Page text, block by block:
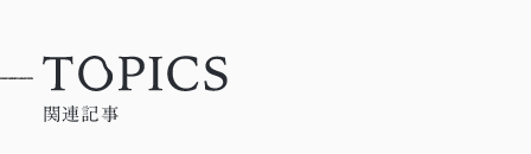
関連記事